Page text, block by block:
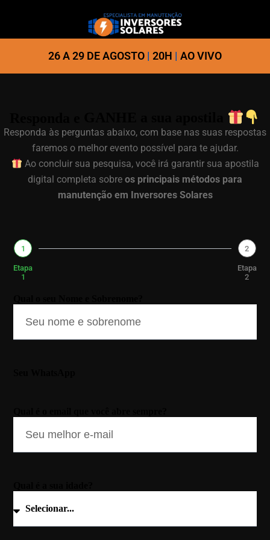
26 A 29 DE AGOSTO | 20H | AO VIVO
Responda às perguntas abaixo, com base nas suas respostas
faremos o melhor evento possível para te ajudar.
Ao concluir sua pesquisa, você irá garantir sua apostila
digital completa sobre os principais métodos para
manutenção em Inversores Solares
1
Etapa
1
2
Etapa
2